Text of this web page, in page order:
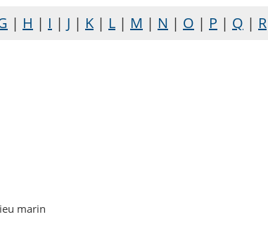
| H | I | J | K | L | M | N | O | P | Q | R
marin